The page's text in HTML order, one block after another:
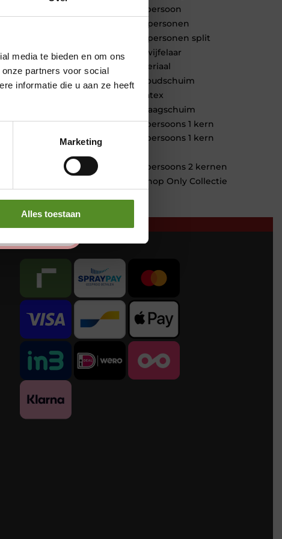
media te bieden en om ons
partners voor social
informatie die u aan ze heeft
Marketing
Alles toestaan
1 persoon
2 personen
2 personen split
Twijfelaar
Materiaal
Koudschuim
Latex
Traagschuim
Tweepersoons 1 kern
Tweepersoons 1 kern
Tweepersoons 2 kernen
Webshop Only Collectie